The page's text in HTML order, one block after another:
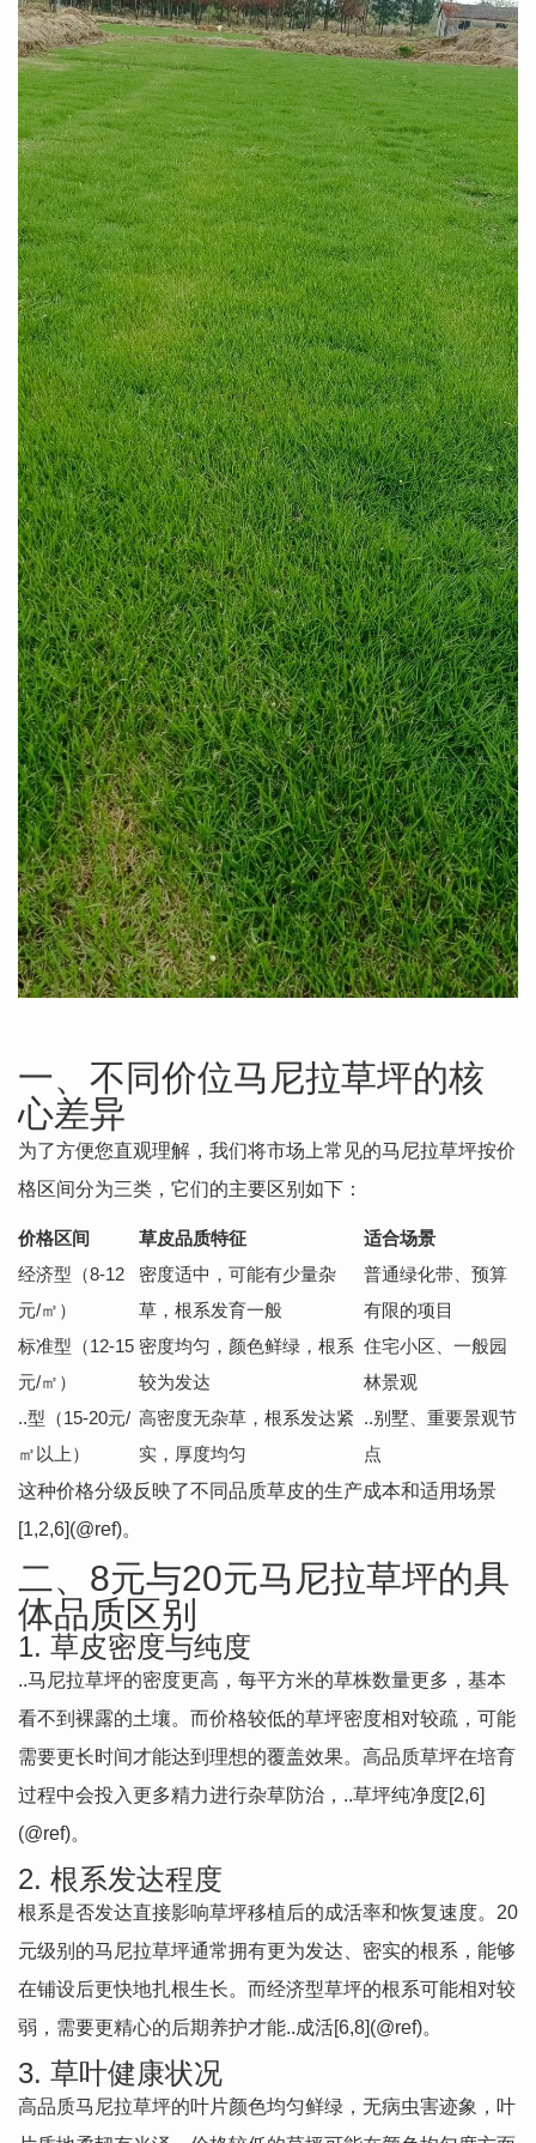
一、不同价位马尼拉草坪的核
心差异
为了方便您直观理解，我们将市场上常见的马尼拉草坪按价
格区间分为三类，它们的主要区别如下：
价格区间 草皮品质特征
适合场景
经济型（8-12
元/㎡）
密度适中，可能有少量杂
草，根系发育一般
普通绿化带、预算
有限的项目
标准型（12-15
元/㎡）
密度均匀，颜色鲜绿，根系
较为发达
住宅小区、一般园
林景观
..型（15-20元/
㎡以上）
高密度无杂草，根系发达紧
实，厚度均匀
..别墅、重要景观节
点
这种价格分级反映了不同品质草皮的生产成本和适用场景
[1,2,6](@ref)。
二、8元与20元马尼拉草坪的具
体品质区别
1. 草皮密度与纯度
..马尼拉草坪的密度更高，每平方米的草株数量更多，基本
看不到裸露的土壤。而价格较低的草坪密度相对较疏，可能
需要更长时间才能达到理想的覆盖效果。高品质草坪在培育
过程中会投入更多精力进行杂草防治，..草坪纯净度[2,6]
(@ref)。
2. 根系发达程度
根系是否发达直接影响草坪移植后的成活率和恢复速度。20
元级别的马尼拉草坪通常拥有更为发达、密实的根系，能够
在铺设后更快地扎根生长。而经济型草坪的根系可能相对较
弱，需要更精心的后期养护才能..成活[6,8](@ref)。
3. 草叶健康状况
高品质马尼拉草坪的叶片颜色均匀鲜绿，无病虫害迹象，叶